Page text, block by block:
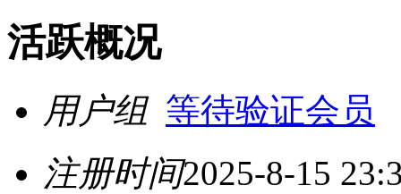
活跃概况
用户组 等待验证会员
注册时间2025-8-15